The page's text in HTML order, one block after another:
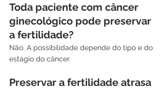
Toda paciente com câncer
ginecológico pode preservar
a fertilidade?
Não. A possibilidade depende do tipo e do
estágio do câncer.
Preservar a fertilidade atrasa